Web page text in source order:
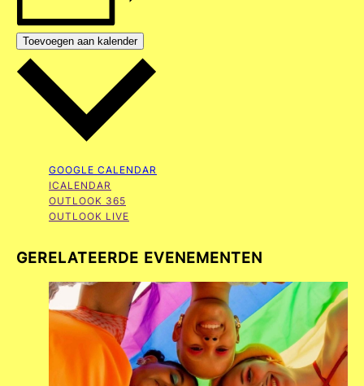
Toevoegen aan kalender
GOOGLE CALENDAR
ICALENDAR
OUTLOOK 365
OUTLOOK LIVE
GERELATEERDE EVENEMENTEN